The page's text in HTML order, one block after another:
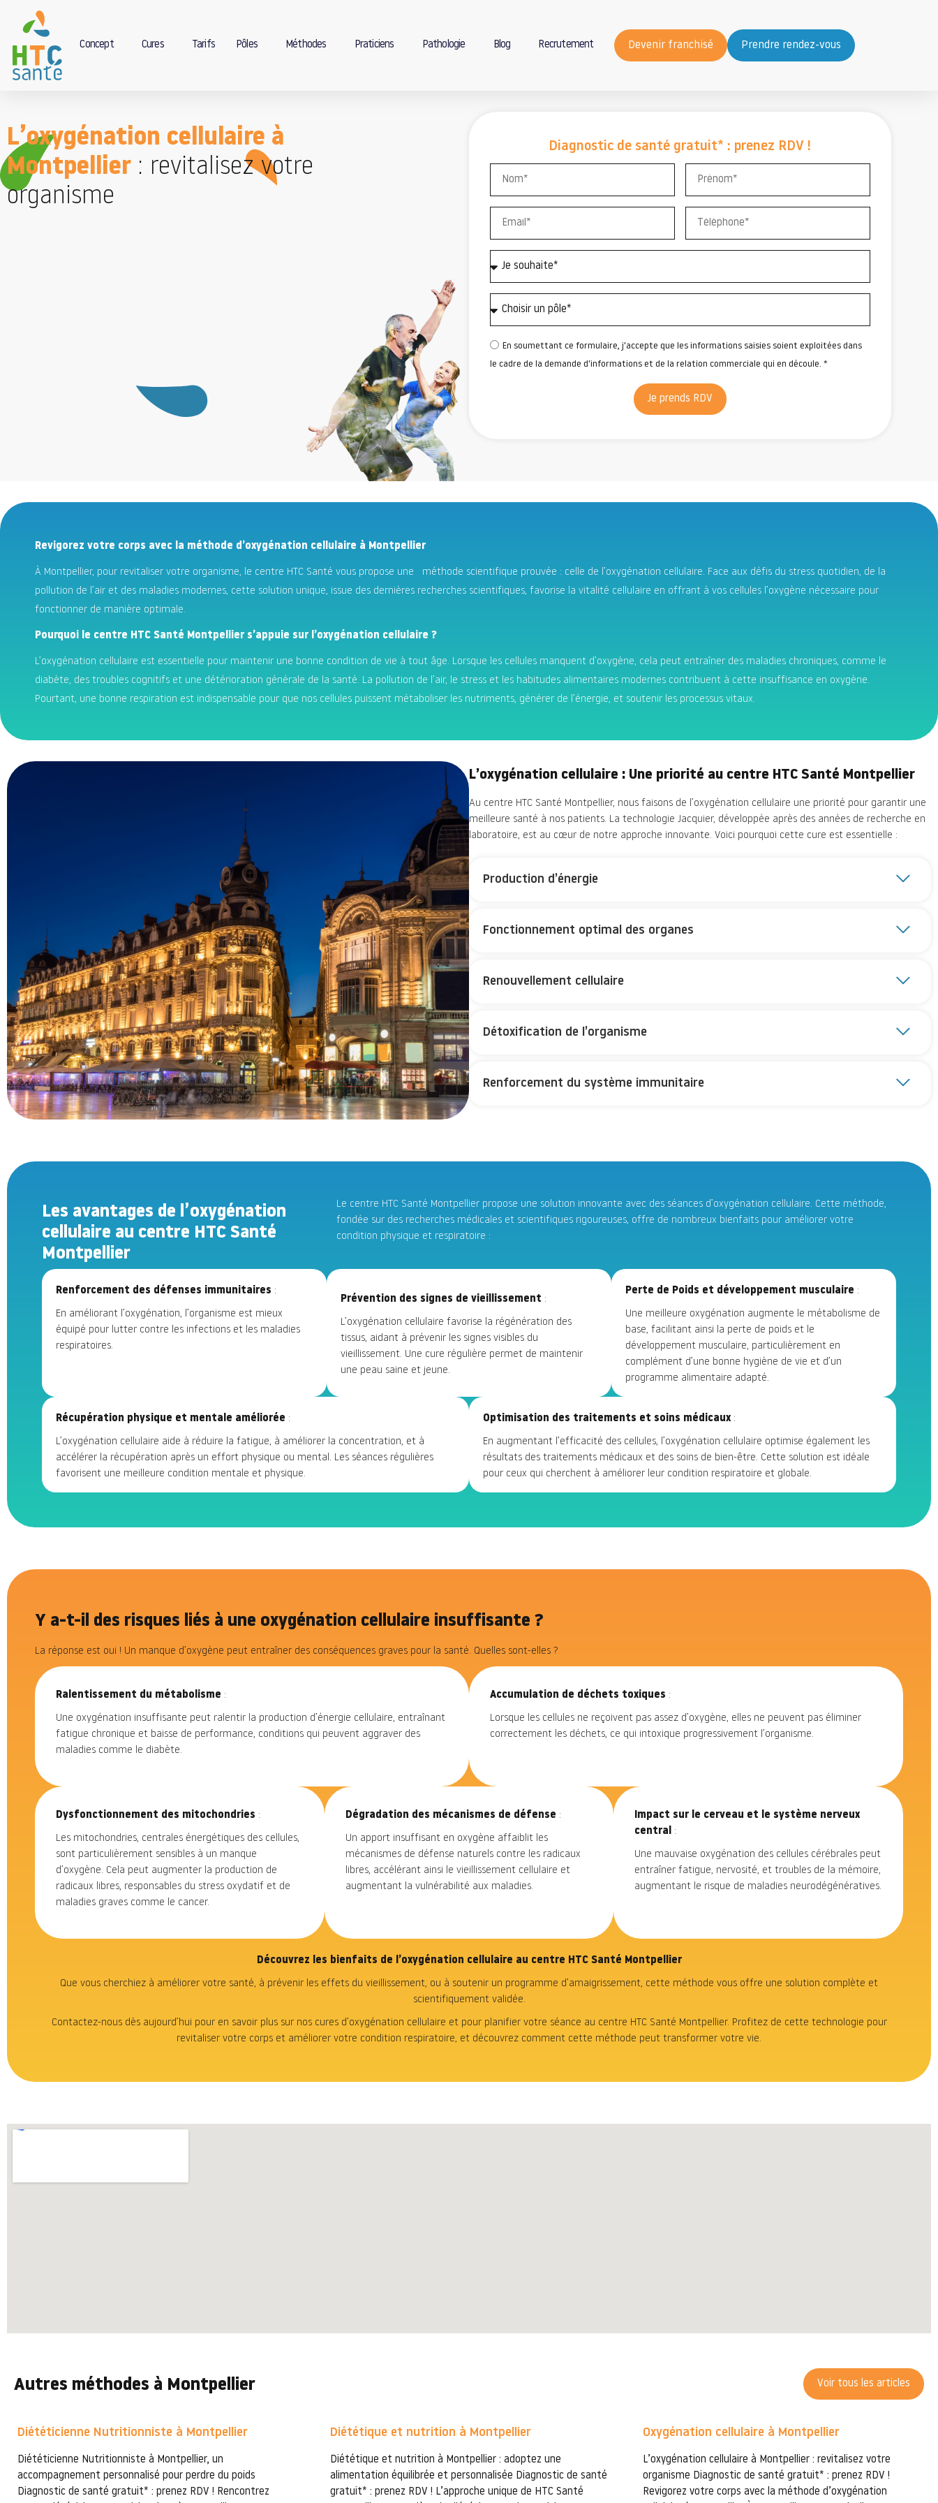
Concept Cures Tarifs Pôles Méthodes Praticiens Pathologie Blog Recrutement Devenir franchisé Prendre rendez-vous
L’oxygénation cellulaire à
Montpellier : revitalisez votre
organisme
Diagnostic de santé gratuit* : prenez RDV !
En soumettant ce formulaire, j'accepte que les informations saisies soient exploitées dans
le cadre de la demande d'informations et de la relation commerciale qui en découle. *
Je prends RDV
Revigorez votre corps avec la méthode d’oxygénation cellulaire à Montpellier
À Montpellier, pour revitaliser votre organisme, le centre HTC Santé vous propose une méthode scientifique prouvée : celle de l’oxygénation cellulaire. Face aux défis du stress quotidien, de la
pollution de l’air et des maladies modernes, cette solution unique, issue des dernières recherches scientifiques, favorise la vitalité cellulaire en offrant à vos cellules l’oxygène nécessaire pour
fonctionner de manière optimale.
Pourquoi le centre HTC Santé Montpellier s’appuie sur l’oxygénation cellulaire ?
L’oxygénation cellulaire est essentielle pour maintenir une bonne condition de vie à tout âge. Lorsque les cellules manquent d’oxygène, cela peut entraîner des maladies chroniques, comme le
diabète, des troubles cognitifs et une détérioration générale de la santé. La pollution de l’air, le stress et les habitudes alimentaires modernes contribuent à cette insuffisance en oxygène.
Pourtant, une bonne respiration est indispensable pour que nos cellules puissent métaboliser les nutriments, générer de l’énergie, et soutenir les processus vitaux.
L’oxygénation cellulaire : Une priorité au centre HTC Santé Montpellier
Au centre HTC Santé Montpellier, nous faisons de l’oxygénation cellulaire une priorité pour garantir une
meilleure santé à nos patients. La technologie Jacquier, développée après des années de recherche en
laboratoire, est au cœur de notre approche innovante. Voici pourquoi cette cure est essentielle :
Production d’énergie
Fonctionnement optimal des organes
Renouvellement cellulaire
Détoxification de l’organisme
Renforcement du système immunitaire
Les avantages de l’oxygénation
cellulaire au centre HTC Santé
Montpellier
Le centre HTC Santé Montpellier propose une solution innovante avec des séances d’oxygénation cellulaire. Cette méthode,
fondée sur des recherches médicales et scientifiques rigoureuses, offre de nombreux bienfaits pour améliorer votre
condition physique et respiratoire :
Renforcement des défenses immunitaires :
En améliorant l’oxygénation, l’organisme est mieux
équipé pour lutter contre les infections et les maladies
respiratoires.
Prévention des signes de vieillissement :
L’oxygénation cellulaire favorise la régénération des
tissus, aidant à prévenir les signes visibles du
vieillissement. Une cure régulière permet de maintenir
une peau saine et jeune.
Perte de Poids et développement musculaire :
Une meilleure oxygénation augmente le métabolisme de
base, facilitant ainsi la perte de poids et le
développement musculaire, particulièrement en
complément d’une bonne hygiène de vie et d’un
programme alimentaire adapté.
Récupération physique et mentale améliorée :
L’oxygénation cellulaire aide à réduire la fatigue, à améliorer la concentration, et à
accélérer la récupération après un effort physique ou mental. Les séances régulières
favorisent une meilleure condition mentale et physique.
Optimisation des traitements et soins médicaux :
En augmentant l’efficacité des cellules, l’oxygénation cellulaire optimise également les
résultats des traitements médicaux et des soins de bien-être. Cette solution est idéale
pour ceux qui cherchent à améliorer leur condition respiratoire et globale.
Y a-t-il des risques liés à une oxygénation cellulaire insuffisante ?
La réponse est oui ! Un manque d’oxygène peut entraîner des conséquences graves pour la santé. Quelles sont-elles ?
Ralentissement du métabolisme :
Une oxygénation insuffisante peut ralentir la production d’énergie cellulaire, entraînant
fatigue chronique et baisse de performance, conditions qui peuvent aggraver des
maladies comme le diabète.
Accumulation de déchets toxiques :
Lorsque les cellules ne reçoivent pas assez d’oxygène, elles ne peuvent pas éliminer
correctement les déchets, ce qui intoxique progressivement l’organisme.
Dysfonctionnement des mitochondries :
Les mitochondries, centrales énergétiques des cellules,
sont particulièrement sensibles à un manque
d’oxygène. Cela peut augmenter la production de
radicaux libres, responsables du stress oxydatif et de
maladies graves comme le cancer.
Dégradation des mécanismes de défense :
Un apport insuffisant en oxygène affaiblit les
mécanismes de défense naturels contre les radicaux
libres, accélérant ainsi le vieillissement cellulaire et
augmentant la vulnérabilité aux maladies.
Impact sur le cerveau et le système nerveux
central :
Une mauvaise oxygénation des cellules cérébrales peut
entraîner fatigue, nervosité, et troubles de la mémoire,
augmentant le risque de maladies neurodégénératives.
Découvrez les bienfaits de l’oxygénation cellulaire au centre HTC Santé Montpellier
Que vous cherchiez à améliorer votre santé, à prévenir les effets du vieillissement, ou à soutenir un programme d’amaigrissement, cette méthode vous offre une solution complète et
scientifiquement validée.
Contactez-nous dès aujourd’hui pour en savoir plus sur nos cures d’oxygénation cellulaire et pour planifier votre séance au centre HTC Santé Montpellier. Profitez de cette technologie pour
revitaliser votre corps et améliorer votre condition respiratoire, et découvrez comment cette méthode peut transformer votre vie.
Autres méthodes à Montpellier Voir tous les articles
Diététicienne Nutritionniste à Montpellier
Diététicienne Nutritionniste à Montpellier, un
accompagnement personnalisé pour perdre du poids
Diagnostic de santé gratuit* : prenez RDV ! Rencontrez
Diététique et nutrition à Montpellier
Diététique et nutrition à Montpellier : adoptez une
alimentation équilibrée et personnalisée Diagnostic de santé
gratuit* : prenez RDV ! L’approche unique de HTC Santé
Oxygénation cellulaire à Montpellier
L’oxygénation cellulaire à Montpellier : revitalisez votre
organisme Diagnostic de santé gratuit* : prenez RDV !
Revigorez votre corps avec la méthode d’oxygénation